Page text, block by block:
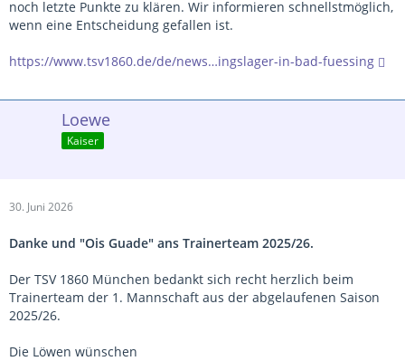
noch letzte Punkte zu klären. Wir informieren schnellstmöglich,
wenn eine Entscheidung gefallen ist.
https://www.tsv1860.de/de/news…ingslager-in-bad-fuessing
Loewe
Kaiser
30. Juni 2026
Danke und "Ois Guade" ans Trainerteam 2025/26.
Der TSV 1860 München bedankt sich recht herzlich beim
Trainerteam der 1. Mannschaft aus der abgelaufenen Saison
2025/26.
Die Löwen wünschen